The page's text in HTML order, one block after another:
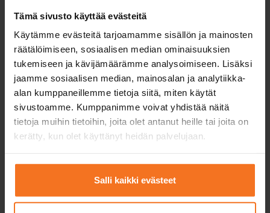
Tämä sivusto käyttää evästeitä
Käytämme evästeitä tarjoamamme sisällön ja mainosten
räätälöimiseen, sosiaalisen median ominaisuuksien
tukemiseen ja kävijämäärämme analysoimiseen. Lisäksi
jaamme sosiaalisen median, mainosalan ja analytiikka-
alan kumppaneillemme tietoja siitä, miten käytät
sivustoamme. Kumppanimme voivat yhdistää näitä
tietoja muihin tietoihin, joita olet antanut heille tai joita on
kerätty, kun olet käyttänyt heidän palvelujaan.
Salli kaikki evästeet
autokoulun
mopolla
Yksi ajotunti = 50
min.
1
4 verkkoteoriatuntia
teoriakoetta varten
ja ajovarusteiden